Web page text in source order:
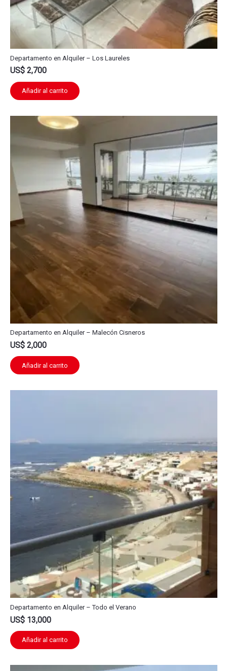
Departamento en Alquiler – Los Laureles
US$ 2,700
Añadir al carrito
Departamento en Alquiler – Malecón Cisneros
US$ 2,000
Añadir al carrito
Departamento en Alquiler – Todo el Verano
US$ 13,000
Añadir al carrito